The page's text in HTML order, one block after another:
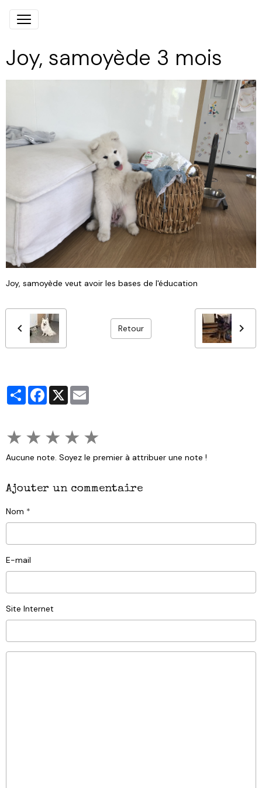
Joy, samoyède 3 mois
Joy, samoyède veut avoir les bases de l'éducation
Retour
PartagerFacebook
X
★ ★ ★ ★ ★
Aucune note. Soyez le premier à attribuer une note !
Ajouter un commentaire
Nom
E-mail
Site Internet